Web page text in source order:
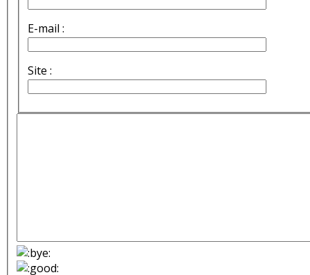
E-mail :
Site :